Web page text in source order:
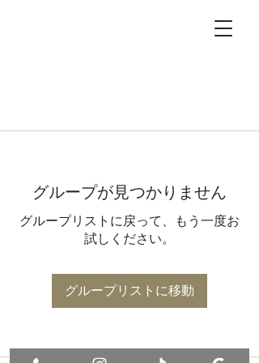
グループが見つかりません
グループリストに戻って、もう一度お
試しください。
グループリストに移動